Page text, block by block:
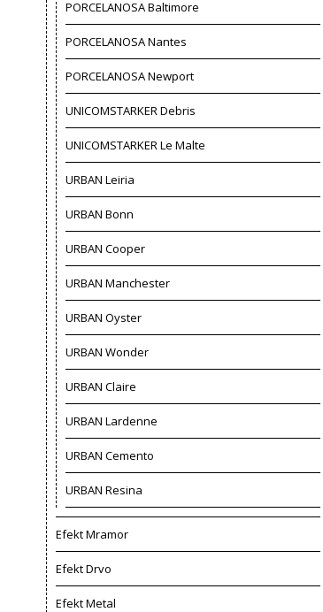
PORCELANOSA Baltimore
PORCELANOSA Nantes
PORCELANOSA Newport
UNICOMSTARKER Debris
UNICOMSTARKER Le Malte
URBAN Leiria
URBAN Bonn
URBAN Cooper
URBAN Manchester
URBAN Oyster
URBAN Wonder
URBAN Claire
URBAN Lardenne
URBAN Cemento
URBAN Resina
Efekt Mramor
Efekt Drvo
Efekt Metal